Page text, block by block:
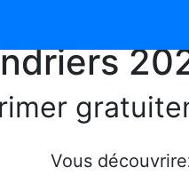
2024
Vous